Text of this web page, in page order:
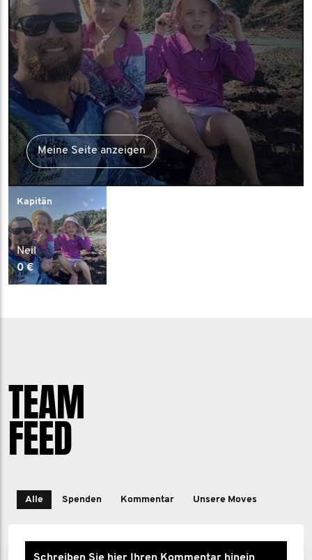
Meine Seite anzeigen
Kapitän
Neil
0 €
TEAM
FEED
Alle Spenden Kommentar Unsere Moves